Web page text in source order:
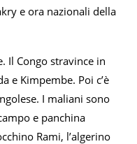
e ora nazionali della
Il Congo stravince in
e Kimpembe. Poi c’è
I maliani sono
e panchina
Rami, l’algerino